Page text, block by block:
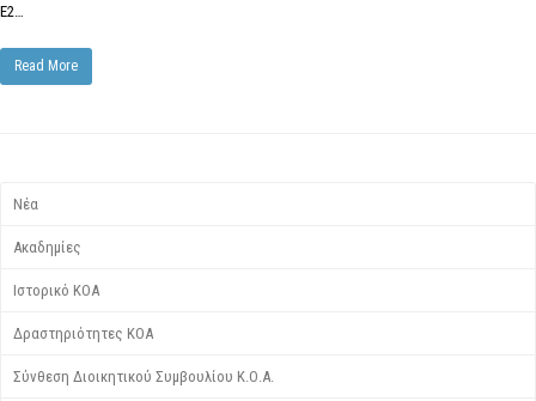
Ε2…
Read More
Νέα
Ακαδημίες
Ιστορικό ΚΟΑ
Δραστηριότητες ΚΟΑ
Σύνθεση Διοικητικού Συμβουλίου Κ.Ο.Α.